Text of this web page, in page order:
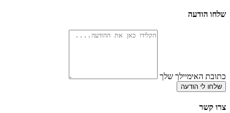
שלחו הודעה
כתובת האימיילך שלך
שלחו לי הודעה
צרו קשר